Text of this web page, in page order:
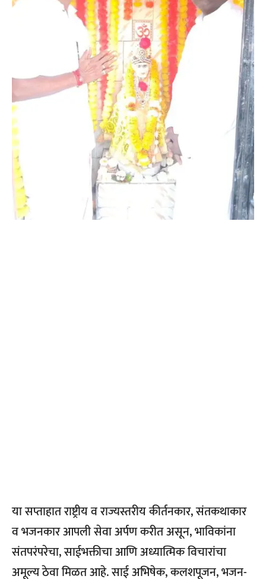
या सप्ताहात राष्ट्रीय व राज्यस्तरीय कीर्तनकार, संतकथाकार
व भजनकार आपली सेवा अर्पण करीत असून, भाविकांना
संतपरंपरेचा, साईभक्तीचा आणि अध्यात्मिक विचारांचा
अमूल्य ठेवा मिळत आहे. साई अभिषेक, कलशपूजन, भजन-